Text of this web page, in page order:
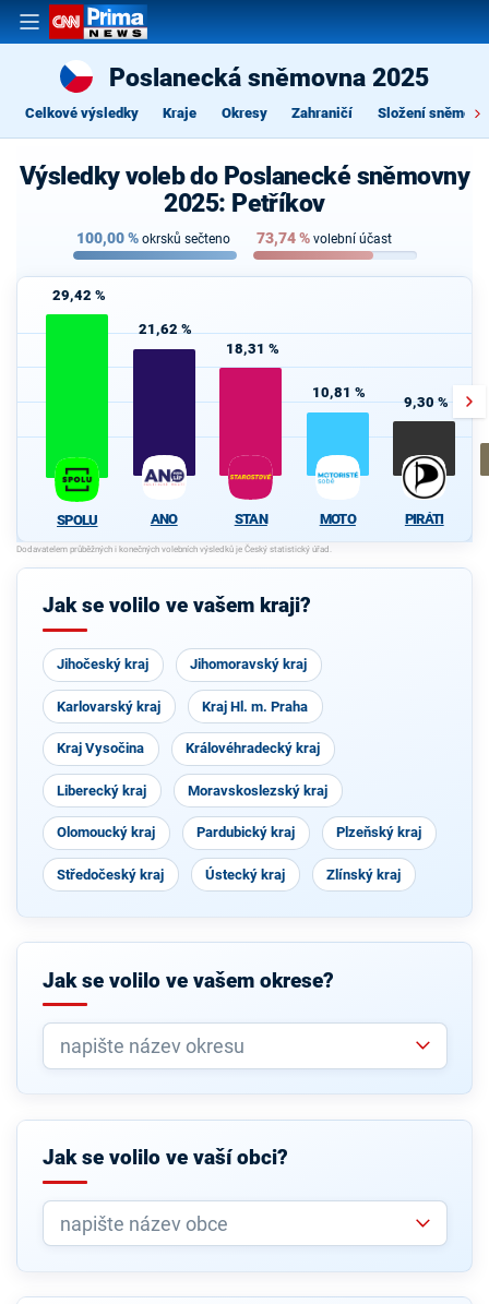
Poslanecká sněmovna 2025
Celkové výsledky Kraje Okresy Zahraničí Složení
Výsledky voleb do Poslanecké sněmovny
2025: Petříkov
100,00% okrsků sečteno 73,74% volební účast
29,42 %
SPOLU
21,62 %
ANO
18,31 %
STAN
10,81 %
MOTO
9,30 %
PIRÁTI
Jak se volilo ve vašem kraji?
Jihočeský kraj Jihomoravský kraj
Karlovarský kraj Kraj Hl. m. Praha
Kraj Vysočina Královéhradecký kraj
Liberecký kraj Moravskoslezský kraj
Olomoucký kraj Pardubický kraj Plzeňský kraj
Středočeský kraj Ústecký kraj Zlínský kraj
Jak se volilo ve vašem okrese?
Jak se volilo ve vaší obci?